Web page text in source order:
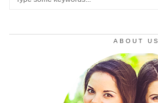
ABOUT US